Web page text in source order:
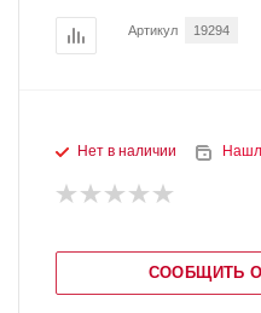
Артикул 19294
Нет в наличии
СООБЩИТЬ